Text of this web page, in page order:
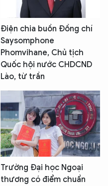
Điện chia buồn Đồng chí
Saysomphone
Phomvihane, Chủ tịch
Quốc hội nước CHDCND
Lào, từ trần
Trường Đại học Ngoại
thương có điểm chuẩn